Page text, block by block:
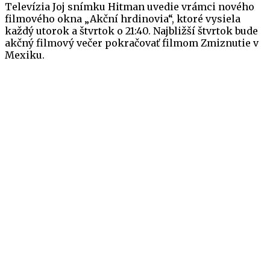
Televízia Joj snímku Hitman uvedie vrámci nového
filmového okna „Akční hrdinovia“, ktoré vysiela
každý utorok a štvrtok o 21:40. Najbližší štvrtok bude
akčný filmový večer pokračovať filmom Zmiznutie v
Mexiku.